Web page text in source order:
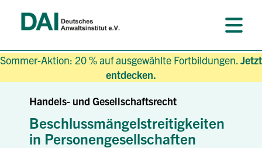
Sommer-Aktion: 20 % auf ausgewählte Fortbildungen.Jetzt
entdecken.
Handels- und Gesellschaftsrecht
Beschlussmängelstreitigkeiten
in Personengesellschaften